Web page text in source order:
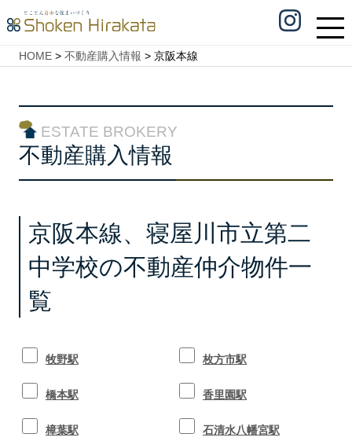
HOME> 不動産購入情報 > 京阪本線
ESTATE BROKERY
不動産購入情報
京阪本線、寝屋川市立第二
中学校の不動産仲介物件一
覧
牧野駅 枚方市駅
橋本駅 香里園駅
樟葉駅 石清水八幡宮駅